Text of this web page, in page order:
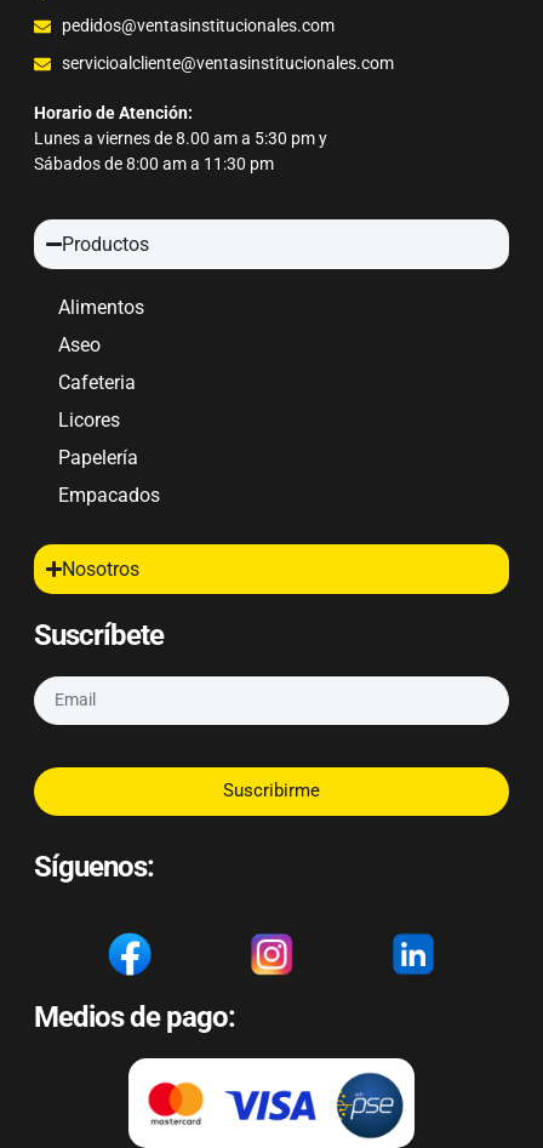
pedidos@ventasinstitucionales.com
servicioalcliente@ventasinstitucionales.com
Horario de Atención:
Lunes a viernes de 8.00 am a 5:30 pm y
Sábados de 8:00 am a 11:30 pm
Productos
Alimentos
Aseo
Cafeteria
Licores
Papelería
Empacados
Nosotros
Suscríbete
Suscribirme
Síguenos:
Medios de pago: